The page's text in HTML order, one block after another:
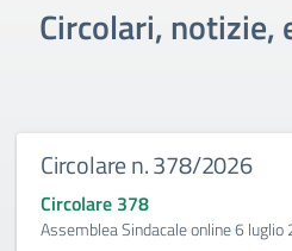
Circolari, notizie,
Circolare n. 378/2026
Circolare 378
Assemblea Sindacale online 6 luglio